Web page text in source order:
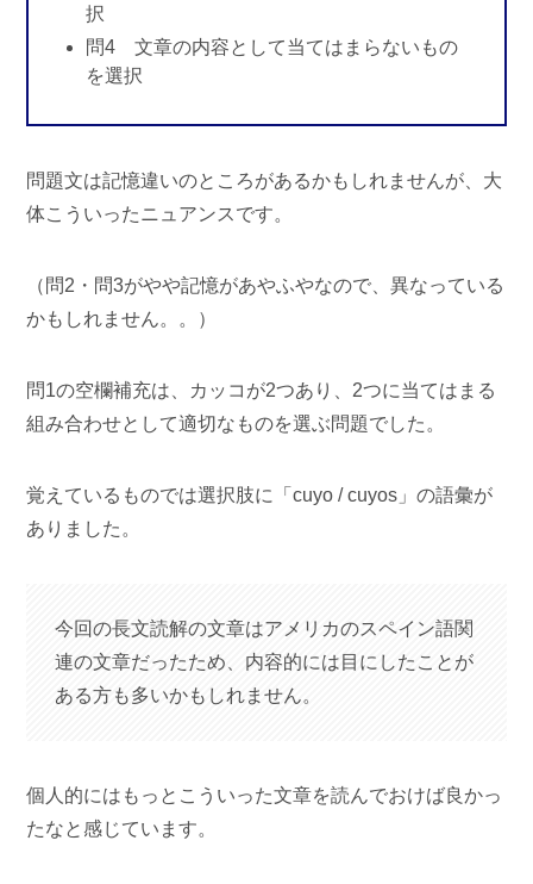
択
問4 文章の内容として当てはまらないもの
を選択
問題文は記憶違いのところがあるかもしれませんが、大
体こういったニュアンスです。
（問2・問3がやや記憶があやふやなので、異なっている
かもしれません。。）
問1の空欄補充は、カッコが2つあり、2つに当てはまる
組み合わせとして適切なものを選ぶ問題でした。
覚えているものでは選択肢に「cuyo / cuyos」の語彙が
ありました。
今回の長文読解の文章はアメリカのスペイン語関
連の文章だったため、内容的には目にしたことが
ある方も多いかもしれません。
個人的にはもっとこういった文章を読んでおけば良かっ
たなと感じています。